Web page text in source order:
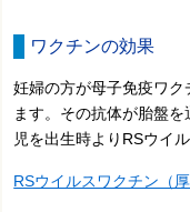
ワクチンの効果
妊婦の方が母子免疫ワ
ます。その抗体が胎盤
児を出生時よりRSウイ
RSウイルスワクチン（